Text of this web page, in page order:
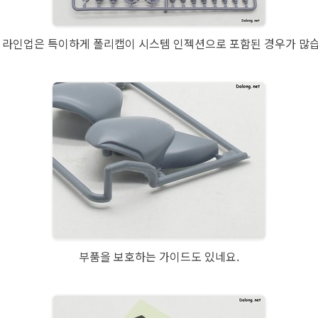
인업은 특이하게 폴리캡이 시스템 인젝션으로 포함된 경우가 많
부품을 보호하는 가이드도 있네요.